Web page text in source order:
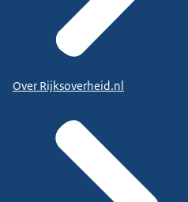
Over Rijksoverheid.nl